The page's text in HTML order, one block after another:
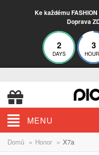
Ke každému
Doprava
2
DAYS
3
MENU
Domů » Honor » X7a